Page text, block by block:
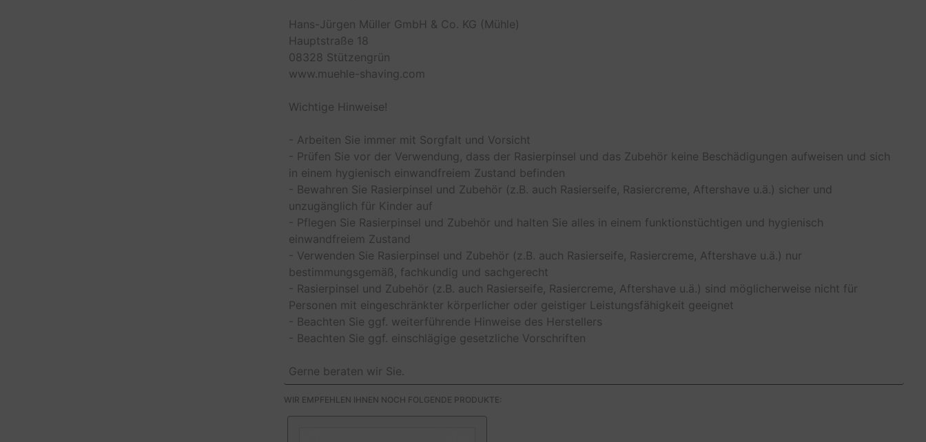
Hans-Jürgen Müller GmbH & Co. KG (Mühle)
Hauptstraße 18
08328 Stützengrün
www.muehle-shaving.com
Wichtige Hinweise!
- Arbeiten Sie immer mit Sorgfalt und Vorsicht
- Prüfen Sie vor der Verwendung, dass der Rasierpinsel und das Zubehör keine Beschädigungen aufweisen und sich
in einem hygienisch einwandfreiem Zustand befinden
- Bewahren Sie Rasierpinsel und Zubehör (z.B. auch Rasierseife, Rasiercreme, Aftershave u.ä.) sicher und
unzugänglich für Kinder auf
- Pflegen Sie Rasierpinsel und Zubehör und halten Sie alles in einem funktionstüchtigen und hygienisch
einwandfreiem Zustand
- Verwenden Sie Rasierpinsel und Zubehör (z.B. auch Rasierseife, Rasiercreme, Aftershave u.ä.) nur
bestimmungsgemäß, fachkundig und sachgerecht
- Rasierpinsel und Zubehör (z.B. auch Rasierseife, Rasiercreme, Aftershave u.ä.) sind möglicherweise nicht für
Personen mit eingeschränkter körperlicher oder geistiger Leistungsfähigkeit geeignet
- Beachten Sie ggf. weiterführende Hinweise des Herstellers
- Beachten Sie ggf. einschlägige gesetzliche Vorschriften
Gerne beraten wir Sie.
WIR EMPFEHLEN IHNEN NOCH FOLGENDE PRODUKTE: